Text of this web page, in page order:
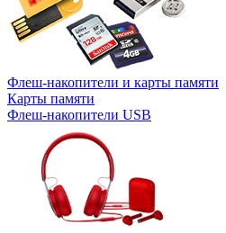
Флеш-накопители и карты памяти
Карты памяти
Флеш-накопители USB